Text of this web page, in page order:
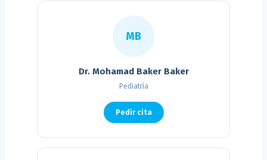
MB
Dr. Mohamad Baker Baker
Pediatría
Pedir cita